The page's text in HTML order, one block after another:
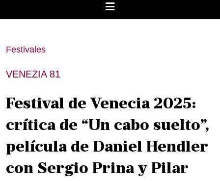
Festivales
VENEZIA 81
Festival de Venecia 2025:
crítica de “Un cabo suelto”,
película de Daniel Hendler
con Sergio Prina y Pilar